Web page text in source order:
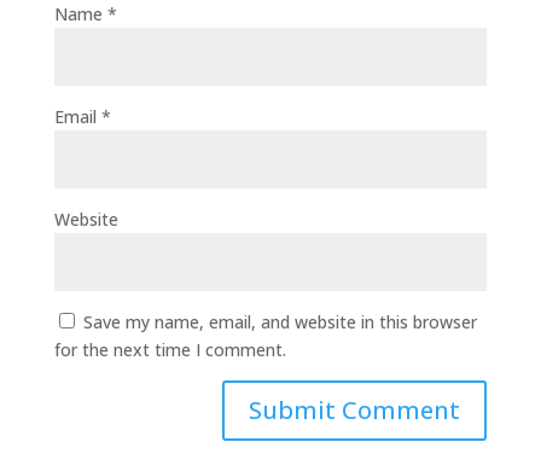
Name *
Email *
Website
Save my name, email, and website in this browser
for the next time I comment.